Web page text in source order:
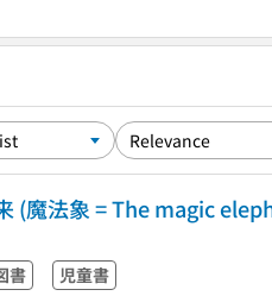
(魔法象 = The magic
書 児童書